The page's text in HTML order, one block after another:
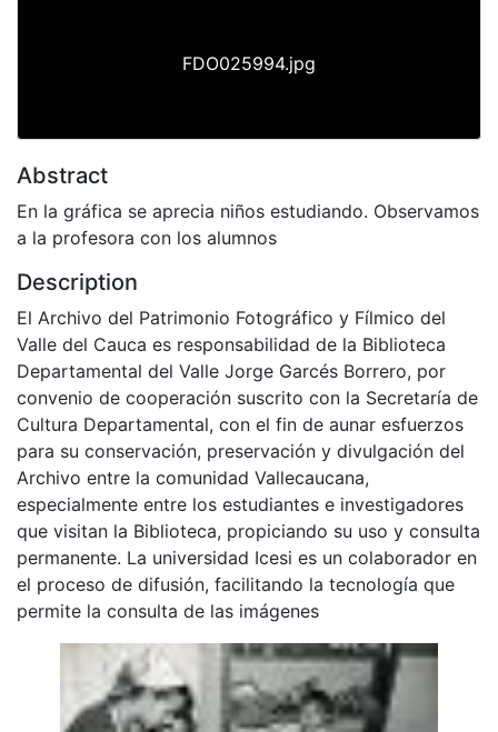
FDO025994.jpg
Abstract
En la gráfica se aprecia niños estudiando. Observamos
a la profesora con los alumnos
Description
El Archivo del Patrimonio Fotográfico y Fílmico del
Valle del Cauca es responsabilidad de la Biblioteca
Departamental del Valle Jorge Garcés Borrero, por
convenio de cooperación suscrito con la Secretaría de
Cultura Departamental, con el fin de aunar esfuerzos
para su conservación, preservación y divulgación del
Archivo entre la comunidad Vallecaucana,
especialmente entre los estudiantes e investigadores
que visitan la Biblioteca, propiciando su uso y consulta
permanente. La universidad Icesi es un colaborador en
el proceso de difusión, facilitando la tecnología que
permite la consulta de las imágenes